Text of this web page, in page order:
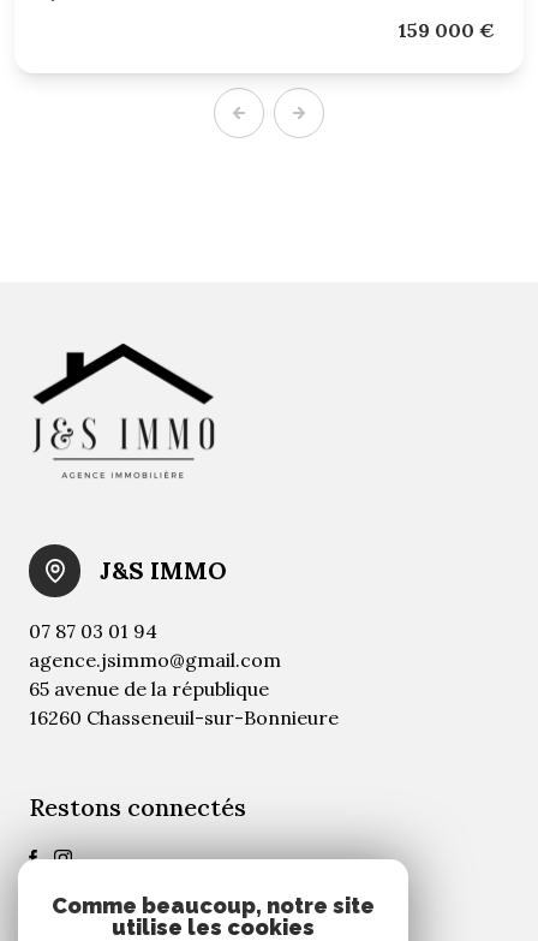
159 000 €
J&S IMMO
07 87 03 01 94
agence.jsimmo@gmail.com
65 avenue de la république
16260 Chasseneuil-sur-Bonnieure
Restons connectés
Comme beaucoup, notre site
utilise les cookies